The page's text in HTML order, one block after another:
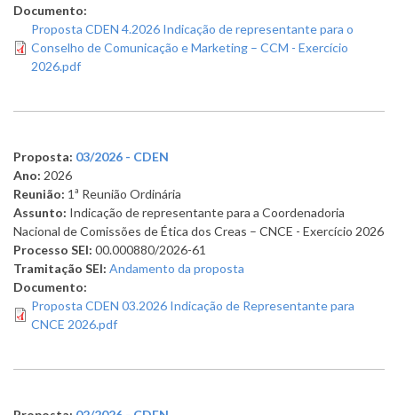
Documento:
Proposta CDEN 4.2026 Indicação de representante para o
Conselho de Comunicação e Marketing – CCM - Exercício
2026.pdf
Proposta: 03/2026 - CDEN
Ano: 2026
Reunião: 1ª Reunião Ordinária
Assunto: Indicação de representante para a Coordenadoria
Nacional de Comissões de Ética dos Creas – CNCE - Exercício 2026
Processo SEI: 00.000880/2026-61
Tramitação SEI: Andamento da proposta
Documento:
Proposta CDEN 03.2026 Indicação de Representante para
CNCE 2026.pdf